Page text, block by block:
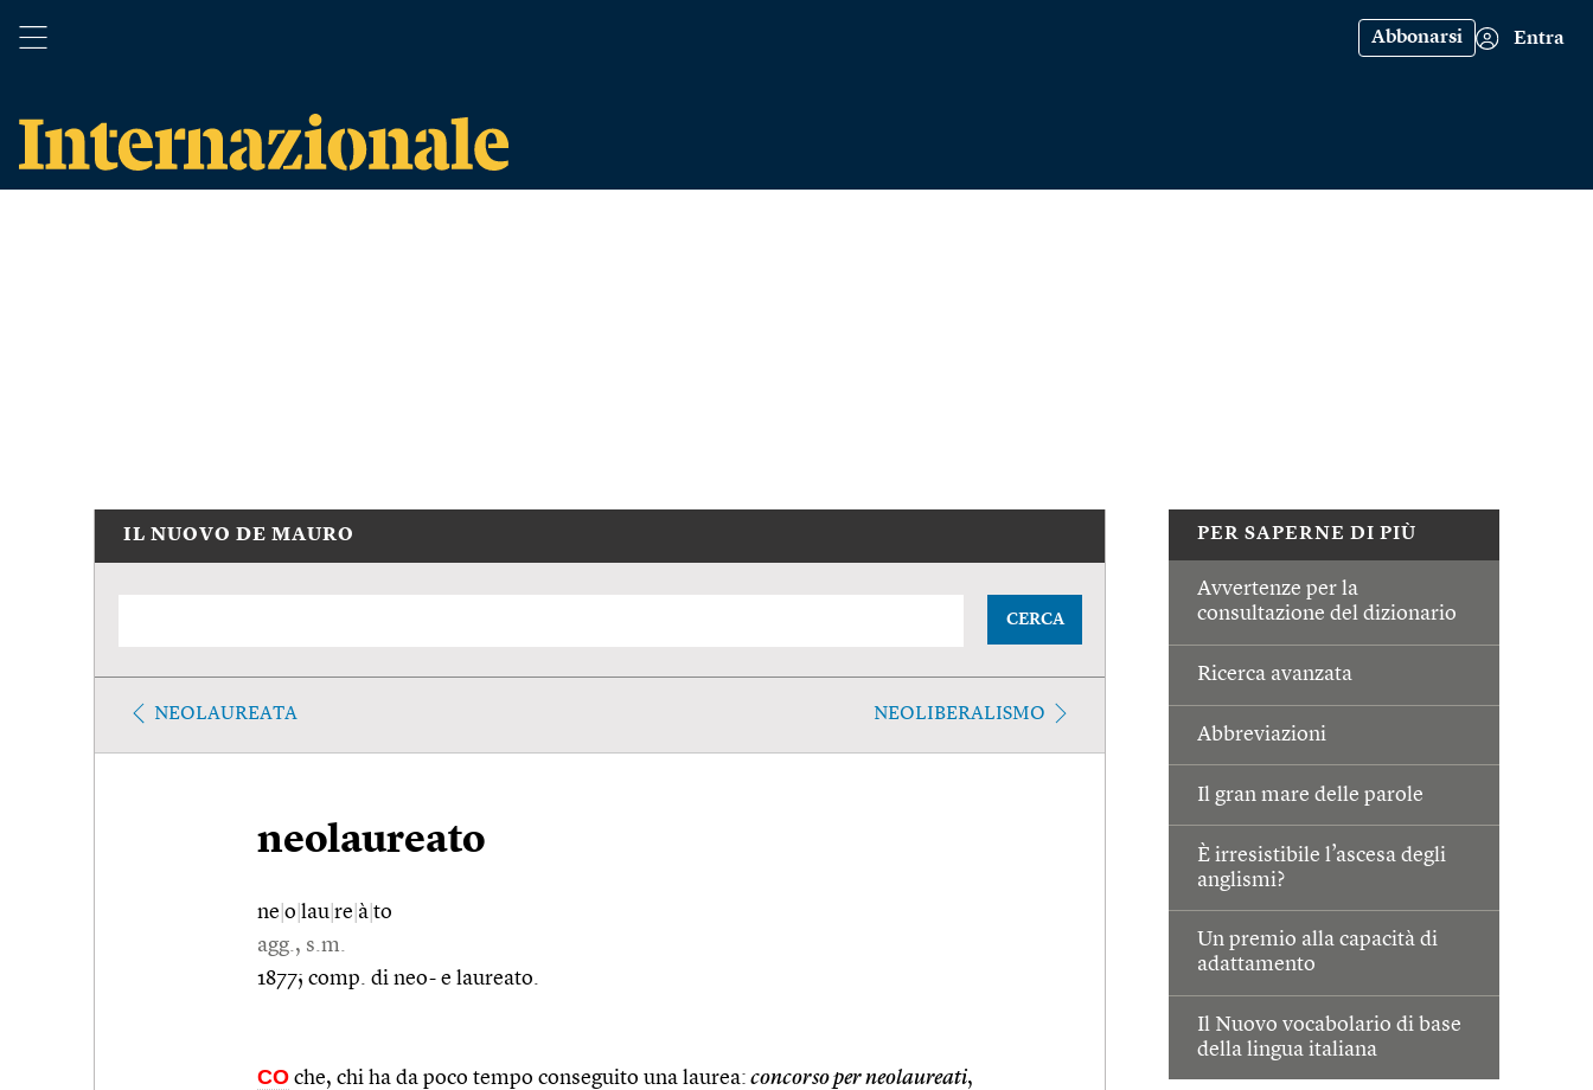
Abbonarsi Entra
PER SAPERNE DI PIÙ
Avvertenze per la
consultazione del dizionario
Ricerca avanzata
Abbreviazioni
Il gran mare delle parole
È irresistibile l’ascesa degli
anglismi?
Un premio alla capacità di
adattamento
Il Nuovo vocabolario di base
della lingua italiana
IL NUOVO DE MAURO
CERCA
NEOLAUREATA NEOLIBERALISMO
neolaureato
ne o lau re à to
agg., s.m.
1877; comp. di neo- e laureato.
CO che, chi ha da poco tempo conseguito una laurea: concorso per neolaureati,